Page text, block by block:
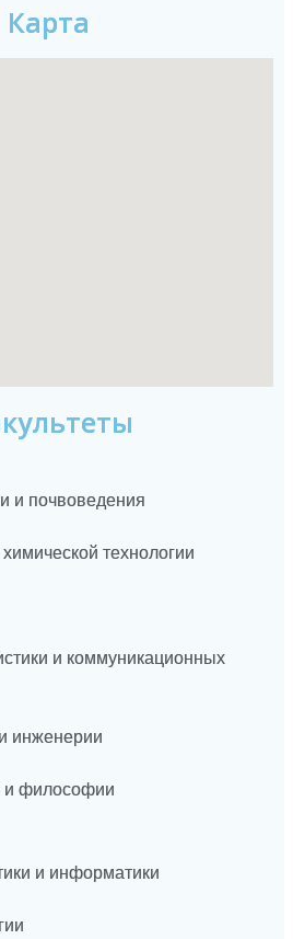
Карта
и почвоведения
технологии
и коммуникационных
инженерии
и философии
и информатики